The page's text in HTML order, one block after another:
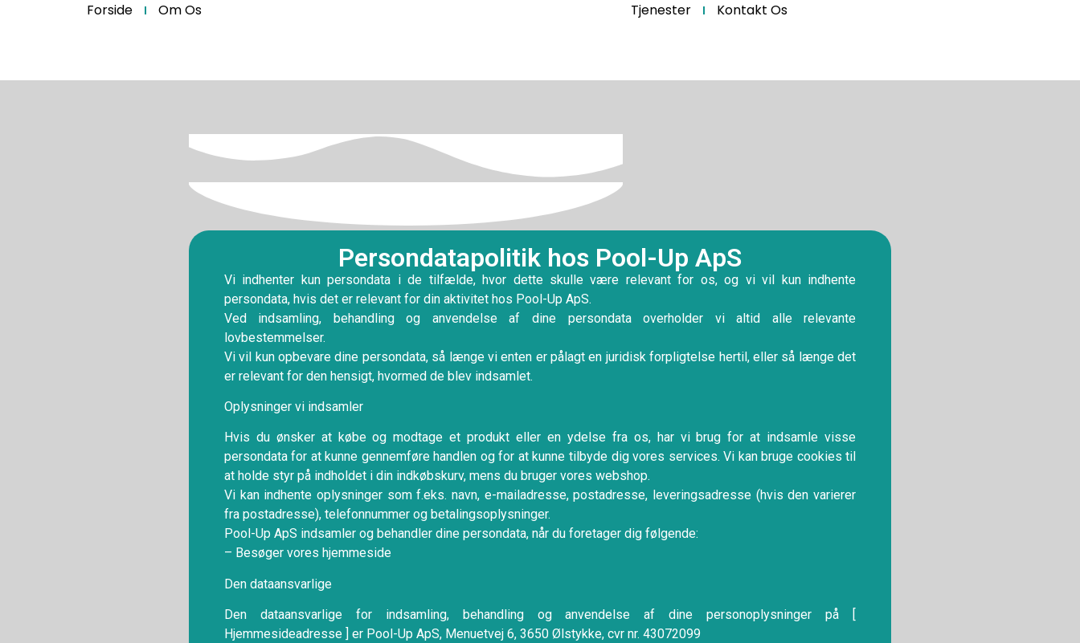
Forside Om Os Tjenester Kontakt Os
Persondatapolitik hos Pool-Up ApS
Vi indhenter kun persondata i de tilfælde, hvor dette skulle være relevant for os, og vi vil kun indhente
persondata, hvis det er relevant for din aktivitet hos Pool-Up ApS.
Ved indsamling, behandling og anvendelse af dine persondata overholder vi altid alle relevante
lovbestemmelser.
Vi vil kun opbevare dine persondata, så længe vi enten er pålagt en juridisk forpligtelse hertil, eller så længe det
er relevant for den hensigt, hvormed de blev indsamlet.
Oplysninger vi indsamler
Hvis du ønsker at købe og modtage et produkt eller en ydelse fra os, har vi brug for at indsamle visse
persondata for at kunne gennemføre handlen og for at kunne tilbyde dig vores services. Vi kan bruge cookies til
at holde styr på indholdet i din indkøbskurv, mens du bruger vores webshop.
Vi kan indhente oplysninger som f.eks. navn, e-mailadresse, postadresse, leveringsadresse (hvis den varierer
fra postadresse), telefonnummer og betalingsoplysninger.
Pool-Up ApS indsamler og behandler dine persondata, når du foretager dig følgende:
– Besøger vores hjemmeside
Den dataansvarlige
Den dataansvarlige for indsamling, behandling og anvendelse af dine personoplysninger på [
Hjemmesideadresse ] er Pool-Up ApS, Menuetvej 6, 3650 Ølstykke, cvr nr. 43072099